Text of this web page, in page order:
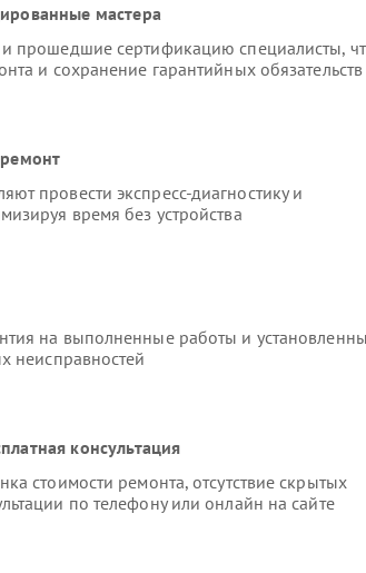
мастера
прошедшие сертификацию специалисты,
и сохранение гарантийных обязательств
провести экспресс-диагностику и
время без устройства
на выполненные работы и
неисправностей
консультация
стоимости ремонта, отсутствие скрытых
по телефону или онлайн на сайте